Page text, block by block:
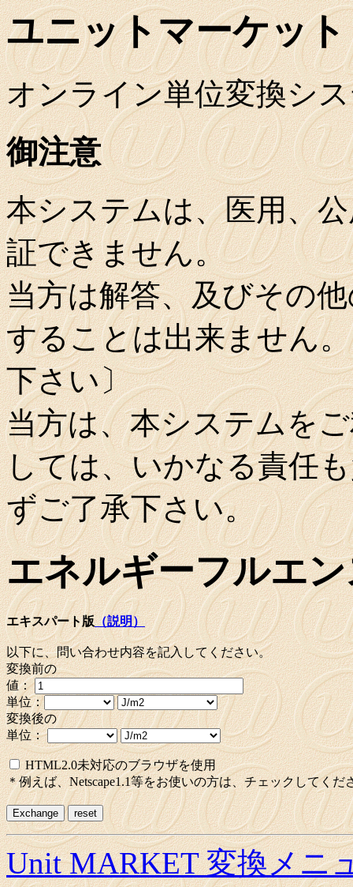
ユニットマーケット
オンライン単位変換シ
御注意
本システムは、医用、
証できません。
当方は解答、及びその
することは出来ません
下さい〕
当方は、本システムを
しては、いかなる責任
ずご了承下さい。
エネルギーフルエ
エキスパート版（説明）
以下に、問い合わせ内容を記入してください。
変換前の
値：
単位：
変換後の
単位：
HTML2.0未対応のブラウザを使用
＊例えば、Netscape1.1等をお使いの方は、チェックしてくだ
Unit MARKET 変換メニ